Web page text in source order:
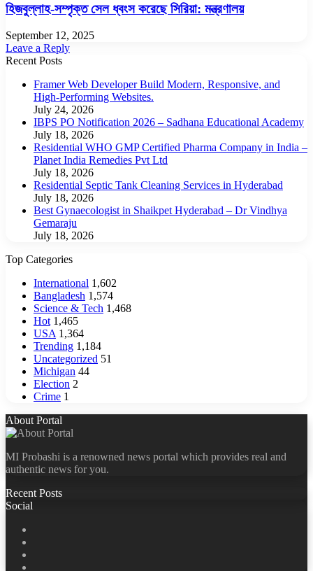
হিজবুল্লাহ-সম্পৃক্ত সেল ধ্বংস করেছে সিরিয়া: মন্ত্রণালয়
September 12, 2025
Leave a Reply
Recent Posts
Framer Web Developer Build Modern, Responsive, and
High-Performing Websites.
July 24, 2026
IBPS PO Notification 2026 – Sadhana Educational Academy
July 18, 2026
Residential WHO GMP Certified Pharma Company in India –
Planet India Remedies Pvt Ltd
July 18, 2026
Residential Septic Tank Cleaning Services in Hyderabad
July 18, 2026
Best Gynaecologist in Shaikpet Hyderabad – Dr Vindhya
Gemaraju
July 18, 2026
Top Categories
International 1,602
Bangladesh 1,574
Science & Tech 1,468
Hot 1,465
USA 1,364
Trending 1,184
Uncategorized 51
Michigan 44
Election 2
Crime 1
About Portal
MI Probashi is a renowned news portal which provides real and
authentic news for you.
Recent Posts
Social